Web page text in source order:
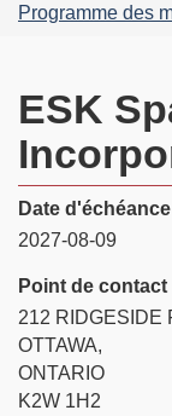
Programme des
ESK
Date
2027-08-09
Point de contact
212 RIDGESIDE
OTTAWA,
ONTARIO
K2W 1H2